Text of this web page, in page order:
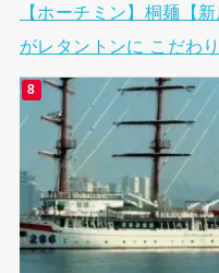
【ホーチミン】桐麺【
がレタントンに こだわ